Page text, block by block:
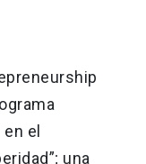
el
una